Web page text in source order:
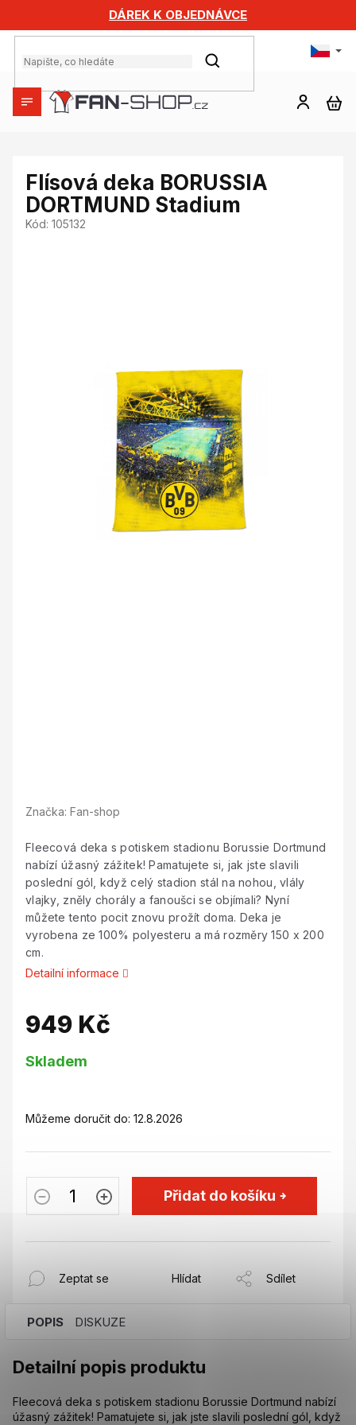
obsah
DÁREK K OBJEDNÁVCE
HLEDAT
Flísová deka BORUSSIA
DORTMUND Stadium
Kód: 105132
Značka: Fan-shop
Fleecová deka s potiskem stadionu Borussie Dortmund
nabízí úžasný zážitek! Pamatujete si, jak jste slavili
poslední gól, když celý stadion stál na nohou, vlály
vlajky, zněly chorály a fanoušci se objímali? Nyní
můžete tento pocit znovu prožít doma. Deka je
vyrobena ze 100% polyesteru a má rozměry 150 x 200
cm.
Detailní informace
949 Kč
cena:
Skladem
Můžeme doručit do: 12.8.2026
Přidat do košíku
Zeptat se Hlídat Sdílet
POPIS DISKUZE
Detailní popis produktu
Fleecová deka s potiskem stadionu Borussie Dortmund nabízí
úžasný zážitek! Pamatujete si, jak jste slavili poslední gól, když